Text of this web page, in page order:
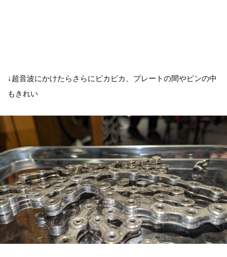
↓超音波にかけたらさらにピカピカ、プレートの間やピンの中
もきれい